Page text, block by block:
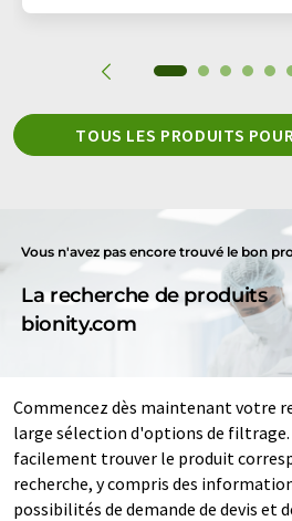
TOUS LES PRODUITS
Vous n'avez pas encore trouvé le bon
La recherche de produits
bionity.com
Commencez dès maintenant votre
large sélection d'options de filtrage.
facilement trouver le produit
recherche, y compris des
possibilités de demande de devis et